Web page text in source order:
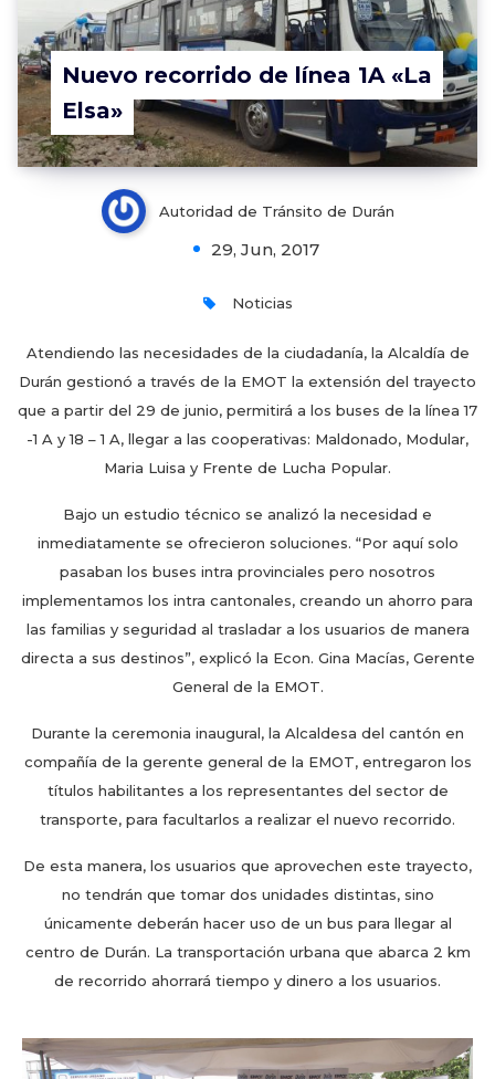
Nuevo recorrido de línea 1A «La
Elsa»
Autoridad de Tránsito de Durán
29, Jun, 2017
Noticias
Atendiendo las necesidades de la ciudadanía, la Alcaldía de
Durán gestionó a través de la EMOT la extensión del trayecto
que a partir del 29 de junio, permitirá a los buses de la línea 17
-1 A y 18 – 1 A, llegar a las cooperativas: Maldonado, Modular,
Maria Luisa y Frente de Lucha Popular.
Bajo un estudio técnico se analizó la necesidad e
inmediatamente se ofrecieron soluciones. “Por aquí solo
pasaban los buses intra provinciales pero nosotros
implementamos los intra cantonales, creando un ahorro para
las familias y seguridad al trasladar a los usuarios de manera
directa a sus destinos”, explicó la Econ. Gina Macías, Gerente
General de la EMOT.
Durante la ceremonia inaugural, la Alcaldesa del cantón en
compañía de la gerente general de la EMOT, entregaron los
títulos habilitantes a los representantes del sector de
transporte, para facultarlos a realizar el nuevo recorrido.
De esta manera, los usuarios que aprovechen este trayecto,
no tendrán que tomar dos unidades distintas, sino
únicamente deberán hacer uso de un bus para llegar al
centro de Durán. La transportación urbana que abarca 2 km
de recorrido ahorrará tiempo y dinero a los usuarios.